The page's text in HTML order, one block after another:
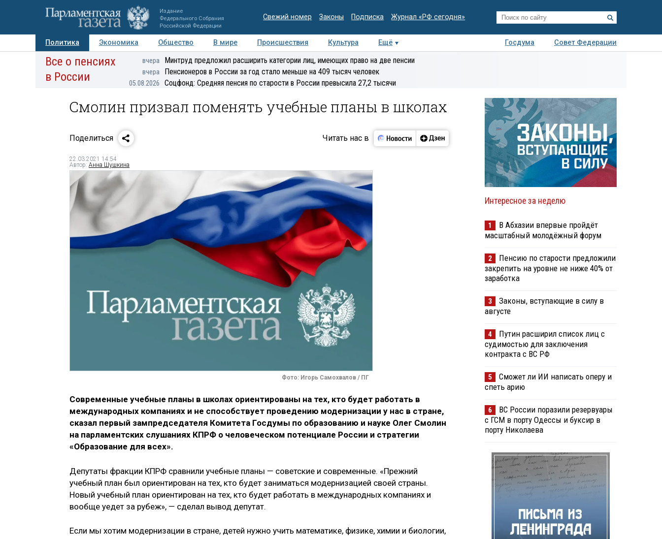
Издание
Федерального Собрания
Российской Федерации
Свежий номер Законы Подписка Журнал «РФ сегодня»
Политика Экономика Общество В мире Происшествия Культура Ещё Госдума
Совет Федерации
Авторы Персоны Мнения Регионы Медиацентр Интервью Колумнисты
Деловая
Все о пенсиях
в России
вчера Минтруд предложил расширить категории лиц, имеющих право на две пенсии
вчера Пенсионеров в России за год стало меньше на 409 тысяч человек
05.08.2026 Соцфонд: Средняя пенсия по старости в России превысила 27,2 тысячи
Смолин призвал поменять учебные планы в школах
Поделиться Читать нас в
22.03.2021 14:54
Автор: Анна Шушкина
Фото: Игорь Самохвалов / ПГ
Современные учебные планы в школах ориентированы на тех, кто будет работать в
международных компаниях и не способствует проведению модернизации у нас в стране,
сказал первый зампредседателя Комитета Госдумы по образованию и науке Олег Смолин
на парламентских слушаниях КПРФ о человеческом потенциале России и стратегии
«Образование для всех».
Депутаты фракции КПРФ сравнили учебные планы — советские и современные. «Прежний
учебный план был ориентирован на тех, кто будет заниматься модернизацией своей страны.
Новый учебный план ориентирован на тех, кто будет работать в международных компаниях и
вообще уедет за рубеж», — сделал вывод депутат.
Если мы хотим модернизации в стране, детей нужно учить математике, физике, химии и биологии,
Интересное за неделю
1
В Абхазии впервые пройдёт
масштабный молодёжный форум
2
Пенсию по старости предложили
закрепить на уровне не ниже 40% от
заработка
3
Законы, вступающие в силу в
августе
4
Путин расширил список лиц с
судимостью для заключения
контракта с ВС РФ
5
Сможет ли ИИ написать оперу и
спеть арию
6
ВС России поразили резервуары
с ГСМ в порту Одессы и буксир в
порту Николаева